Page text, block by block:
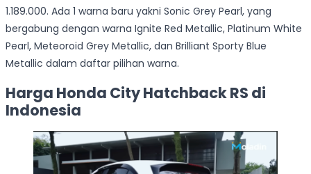
1.189.000. Ada 1 warna baru yakni Sonic Grey Pearl, yang
bergabung dengan warna Ignite Red Metallic, Platinum White
Pearl, Meteoroid Grey Metallic, dan Brilliant Sporty Blue
Metallic dalam daftar pilihan warna.
Harga Honda City Hatchback RS di
Indonesia